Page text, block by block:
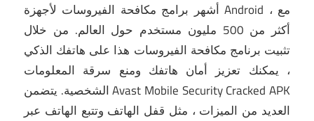
أشهر برامج مكافحة الفيروسات لأجهزة Android ، مع
أكثر من 500 مليون مستخدم حول العالم.
من خلال
تثبيت برنامج مكافحة الفيروسات هذا على هاتفك الذكي
، يمكنك تعزيز أمان هاتفك ومنع سرقة المعلومات
الشخصية. يتضمن Avast Mobile Security Cracked APK
العديد من الميزات ، مثل قفل الهاتف وتتبع الهاتف عبر